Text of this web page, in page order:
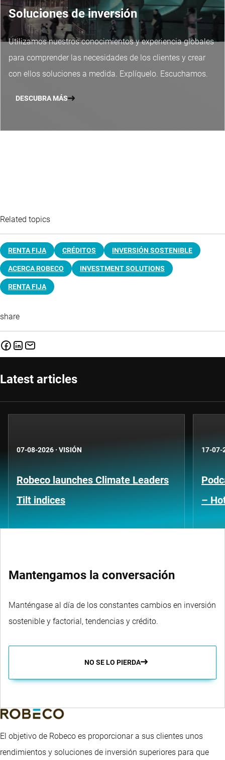
Soluciones de inversión
Utilizamos nuestros conocimientos y experiencia globales
para comprender las necesidades de los clientes y crear
con ellos soluciones a medida. Explíquelo. Escuchamos.
DESCUBRA MÁS
Related topics
RENTA FIJA CRÉDITOS INVERSIÓN SOSTENIBLE
ACERCA ROBECO INVESTMENT SOLUTIONS
RENTA FIJA
share
Latest articles
07-08-2026 · VISIÓN
Robeco launches Climate Leaders
Tilt indices
17-07-
–
Mantengamos la conversación
Manténgase al día de los constantes cambios en inversión
sostenible y factorial, tendencias y crédito.
NO SE LO PIERDA
El objetivo de Robeco es proporcionar a sus clientes unos
rendimientos y soluciones de inversión superiores para que